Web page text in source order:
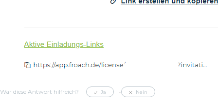
War diese Antwort hilfreich? Ja Nein